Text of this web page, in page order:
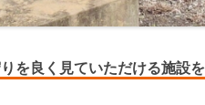
を良く見ていただける施設を